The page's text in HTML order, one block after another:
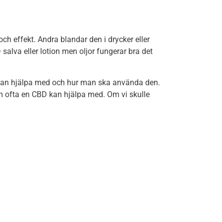
effekt. Andra blandar den i drycker eller
eller lotion men oljor fungerar bra det
hjälpa med och hur man ska använda den.
en CBD kan hjälpa med. Om vi skulle